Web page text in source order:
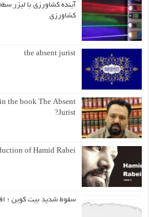
آینده کشاورزی با لیزر
کشاورزی
the absent jurist
the book The Absent
Jurist?
of Hamid Rabei
سقوط شدید بیت کوین ؛ افت ۱۵ درصدی اتریوم و